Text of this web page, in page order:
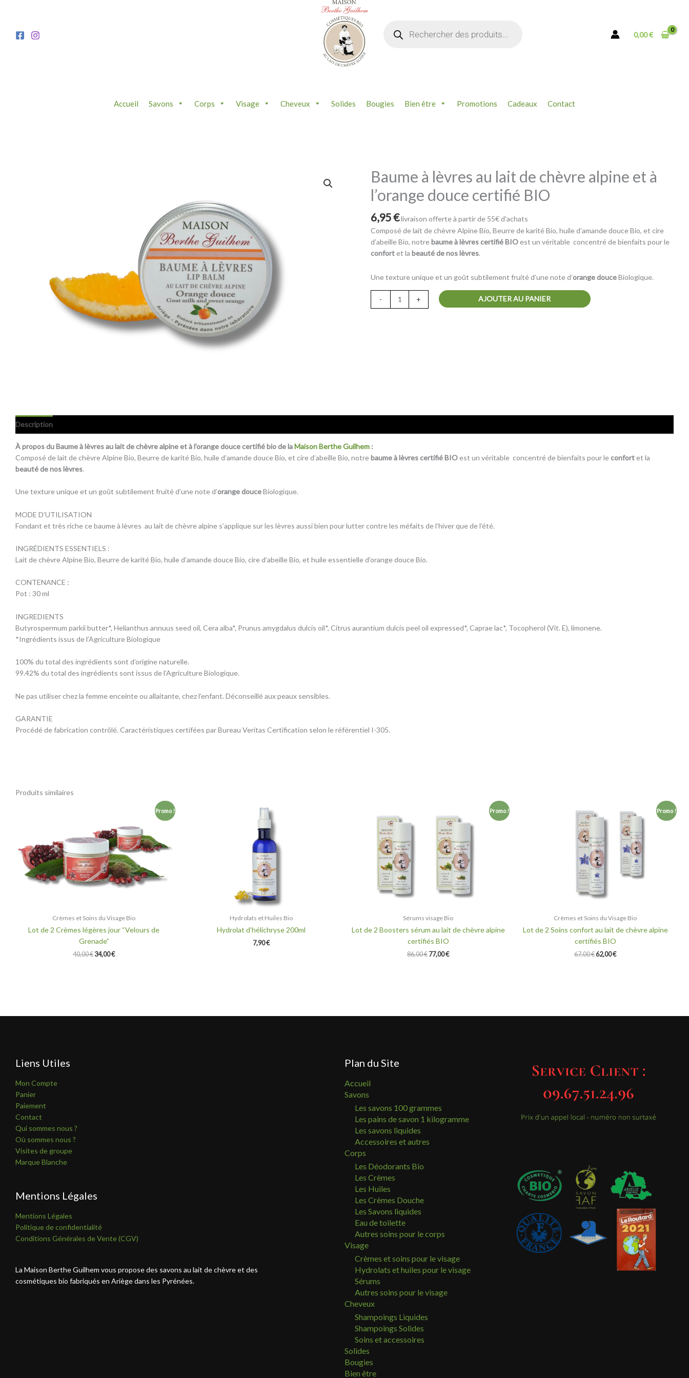
produits
0,00€
Accueil Savons Corps Visage Cheveux Solides Bougies Bien être Promotions Cadeaux Contact
Baume à lèvres au lait de chèvre alpine et à
l’orange douce certifié BIO
6,95€livraison offerte à partir de 55€ d'achats
Composé de lait de chèvre Alpine Bio, Beurre de karité Bio, huile d’amande douce Bio, et cire
d’abeille Bio, notrebaume à lèvres certifié BIOest un véritable concentré de bienfaits pour le
confortet labeauté de nos lèvres.
Une texture unique et un goût subtilement fruité d’une note d’orange douceBiologique.
-
quantité
de
Baume
lèvres
au
lait
de
alpine
l'orange
+ AJOUTER AU PANIER
Description
À propos du Baume à lèvres au lait de chèvre alpine et à l’orange douce certifié biode laMaison Berthe Guilhem :
Composé de lait de chèvre Alpine Bio, Beurre de karité Bio, huile d’amande douce Bio, et cire d’abeille Bio, notrebaume à lèvres certifié BIOest un véritable concentré de bienfaits pour le confortet la
beauté de nos lèvres.
Une texture unique et un goût subtilement fruité d’une note d’orange douceBiologique.
MODE D’UTILISATION
Fondant et très riche ce baume à lèvres au lait de chèvre alpine s’applique sur les lèvres aussi bien pour lutter contre les méfaits de l’hiver que de l’été.
INGRÉDIENTS ESSENTIELS :
Lait de chèvre Alpine Bio, Beurre de karité Bio, huile d’amande douce Bio, cire d’abeille Bio, et huile essentielle d’orange douce Bio.
CONTENANCE :
Pot : 30 ml
INGREDIENTS
Butyrospermum parkii butter*, Helianthus annuus seed oil, Cera alba*, Prunus amygdalus dulcis oil*, Citrus aurantium dulcis peel oil expressed*, Caprae lac*, Tocopherol (Vit. E), limonene.
*Ingrédients issus de l’Agriculture Biologique
100% du total des ingrédients sont d’origine naturelle.
99.42% du total des ingrédients sont issus de l’Agriculture Biologique.
Ne pas utiliser chez la femme enceinte ou allaitante, chez l’enfant. Déconseillé aux peaux sensibles.
GARANTIE
Procédé de fabrication contrôlé. Caractéristiques certifées par Bureau Veritas Certification selon le référentiel I-305.
Produits similaires
Promo !
Crèmes et Soins du Visage Bio
Lot de 2 Crèmes légères jour “Velours de
Grenade”
40,00€
était :
40,00 €.
34,00€
est :
34,00 €.
Hydrolats et Huiles Bio
Hydrolat d’hélichryse 200ml
7,90€
Promo !
Sérums visage Bio
Lot de 2 Boosters sérum au lait de chèvre alpine
certifiés BIO
86,00€
prix
était :
86,00 €.
77,00€
prix
actuel
est :
77,00 €.
Promo !
Crèmes et Soins du Visage Bio
Lot de 2 Soins confort au lait de chèvre alpine
certifiés BIO
67,00€
prix
initial
67,00 €.
62,00€
prix
actuel
est :
62,00 €.
Liens Utiles
Mon Compte
Panier
Paiement
Contact
Qui sommes nous ?
Où sommes nous ?
Visites de groupe
Marque Blanche
Mentions Légales
Mentions Légales
Politique de confidentialité
Conditions Générales de Vente (CGV)
La Maison Berthe Guilhem vous propose des savons au lait de chèvre et des
cosmétiques bio fabriqués en Ariège dans les Pyrénées.
Plan du Site
Accueil
Savons
Les savons 100 grammes
Les pains de savon 1 kilogramme
Les savons liquides
Accessoires et autres
Corps
Les Déodorants Bio
Les Crèmes
Les Huiles
Les Crèmes Douche
Les Savons liquides
Eau de toilette
Autres soins pour le corps
Visage
Crèmes et soins pour le visage
Hydrolats et huiles pour le visage
Sérums
Autres soins pour le visage
Cheveux
Shampoings Liquides
Shampoings Solides
Soins et accessoires
Solides
Bougies
Bien être
lait
l'orange